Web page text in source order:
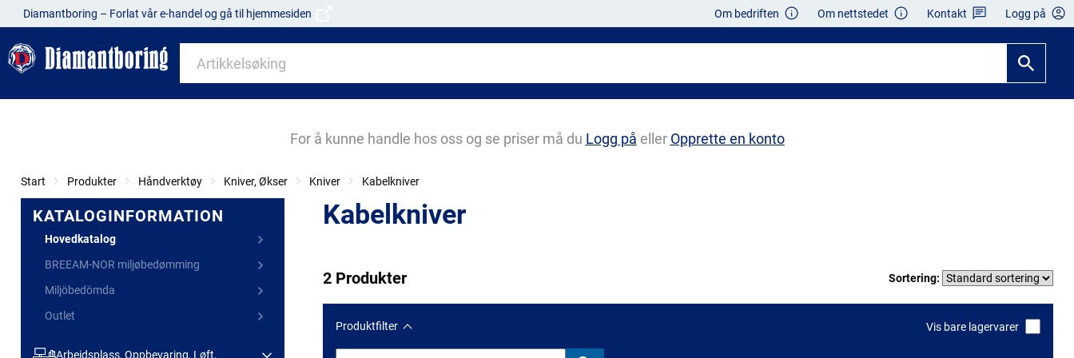
Diamantboring – Forlat vår e-handel og gå til hjemmesiden Om bedriften Om nettstedet Kontakt Logg på
For å kunne handle hos oss og se priser må du Logg på eller Opprette en konto
Start Produkter Håndverktøy Kniver, Økser Kniver Kabelkniver
KATALOGINFORMATION
Hovedkatalog
BREEAM-NOR miljøbedømming
Miljöbedömda
Outlet
Arbeidsplass, Oppbevaring, Løft,
Kabelkniver
2 Produkter Sortering:
Produktfilter Vis bare lagervarer